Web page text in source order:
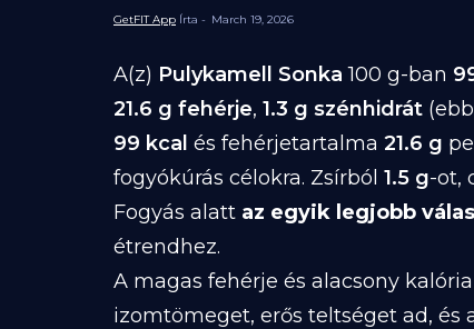
GetFIT App Írta - March 19, 2026
A(z) Pulykamell Sonka 100 g-ban
21.6 g fehérje, 1.3 g szénhidrát
99 kcal és fehérjetartalma 21.6 g
fogyókúrás célokra. Zsírból 1.5 g-ot,
Fogyás alatt az egyik legjobb
étrendhez.
A magas fehérje és alacsony
izomtömeget, erős teltséget ad,